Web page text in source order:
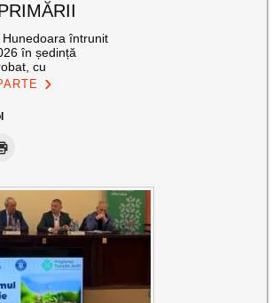
întrunit
în ședință
cu